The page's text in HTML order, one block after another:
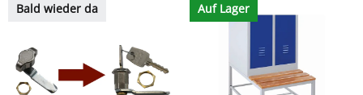
Bald wieder da Auf Lager